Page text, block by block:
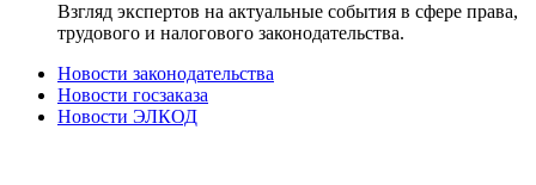
Взгляд экспертов на актуальные события в сфере права,
трудового и налогового законодательства.
Новости законодательства
Новости госзаказа
Новости ЭЛКОД